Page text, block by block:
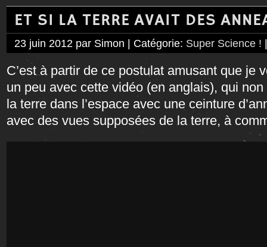
ET SI LA TERRE AVAIT DES
23 juin 2012 par Simon | Catégorie: Super Science !
C’est à partir de ce postulat amusant que je
un peu avec cette vidéo (en anglais), qui
la terre dans l’espace avec une ceinture
avec des vues supposées de la terre, à